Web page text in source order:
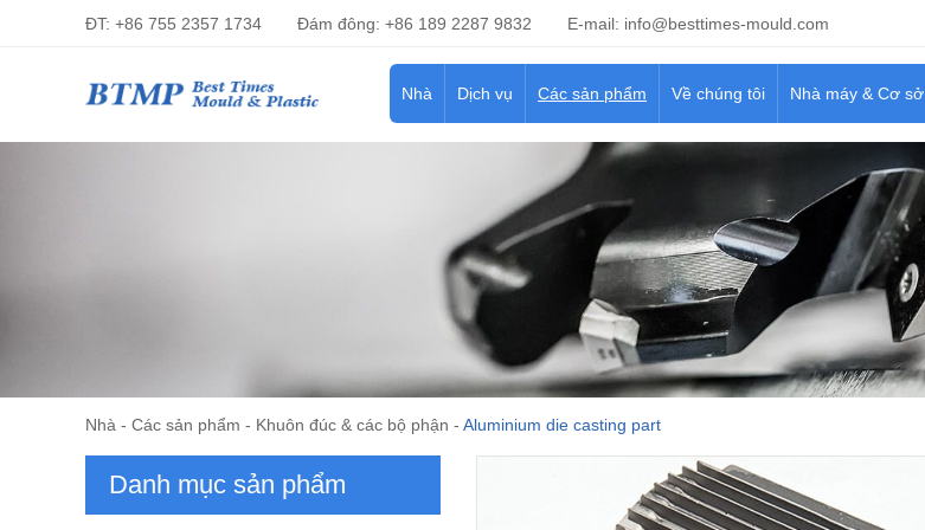
ĐT: +86 755 2357 1734 Đám đông: +86 189 2287 9832 E-mail: info@besttimes-mould.com
Nhà Dịch vụ Các sản phẩm Về chúng tôi Nhà máy & Cơ sở
Nhà - Các sản phẩm - Khuôn đúc & các bộ phận - Aluminium die casting part
Danh mục sản phẩm